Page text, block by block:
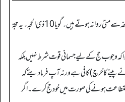
مزدلفہ کی صبح، یعنی جس صبح حاجی مزدلفہ سے منیٰ روانہ ہوتے ہیں۔ گویا 10 ذی الحجہ۔ یہ حجۃ
کہ وجوب حج کے لیے جسمانی قوت شرط نہیں بلکہ
کا خرچ) کافی ہے ورنہ آپ فرما دیتے کہ
ہونے کی صورت میں خود حج کرے۔ اگر